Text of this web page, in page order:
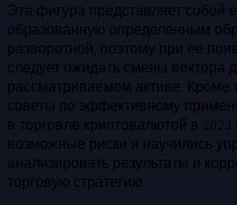
Эта фигура представляет собой
образованную определенным
разворотной, поэтому при ее
следует ожидать смены вектора
рассматриваемом активе. Кроме
советы по эффективному
в торговле криптовалютой в
возможные риски и научились
анализировать результаты и
торговую стратегию.